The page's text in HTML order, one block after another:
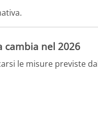
cambia nel 2026
le misure previste